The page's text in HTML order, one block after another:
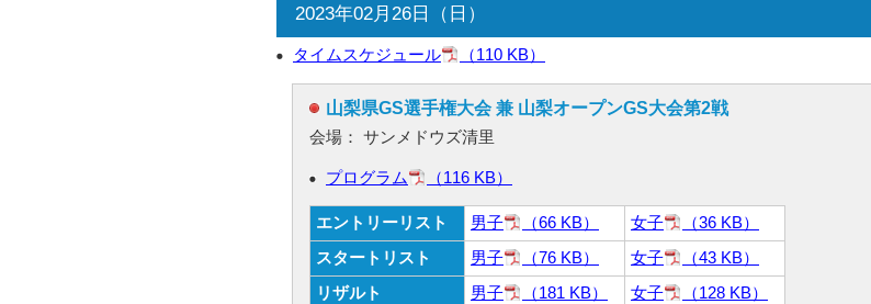
2023年02月26日（日）
タイムスケジュール （110 KB）
山梨県GS選手権大会 兼 山梨オープンGS大会第2戦
会場： サンメドウズ清里
プログラム （116 KB）
エントリーリスト 男子 （66 KB） 女子
（36 KB）
スタートリスト
男子 （76 KB） 女子
（43 KB）
リザルト
男子 （181 KB） 女子 （128 KB）